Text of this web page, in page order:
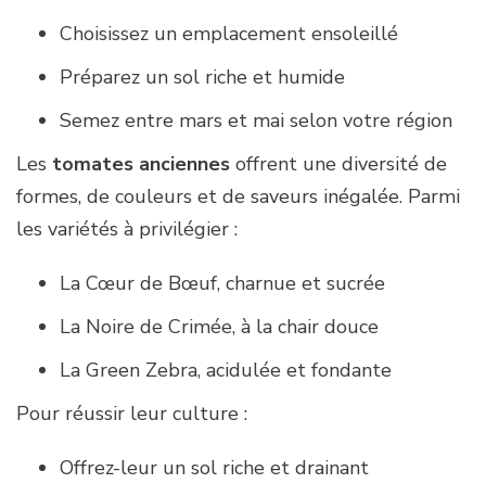
Choisissez un emplacement ensoleillé
Préparez un sol riche et humide
Semez entre mars et mai selon votre région
Les tomates anciennes offrent une diversité de
formes, de couleurs et de saveurs inégalée. Parmi
les variétés à privilégier :
La Cœur de Bœuf, charnue et sucrée
La Noire de Crimée, à la chair douce
La Green Zebra, acidulée et fondante
Pour réussir leur culture :
Offrez-leur un sol riche et drainant